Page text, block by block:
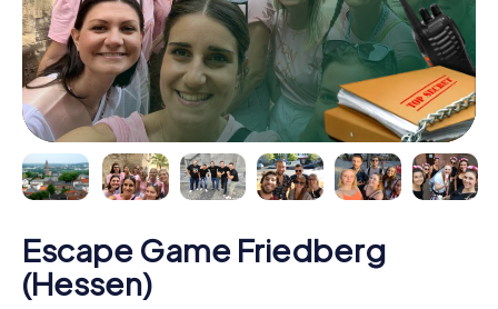
Escape Game Friedberg
(Hessen)